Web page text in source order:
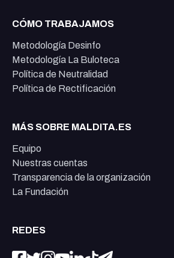
CÓMO TRABAJAMOS
Metodología Desinfo
Metodología La Buloteca
Política de Neutralidad
Política de Rectificación
MÁS SOBRE MALDITA.ES
Equipo
Nuestras cuentas
Transparencia de la organización
La Fundación
REDES